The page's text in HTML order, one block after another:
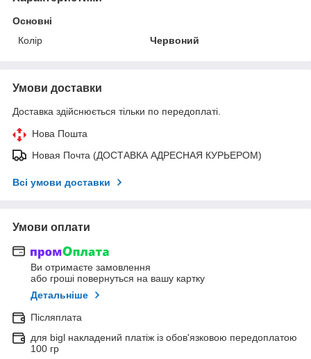
Основні
Колір
Червоний
Умови доставки
Доставка здійснюється тільки по передоплаті.
Нова Пошта
Новая Почта (ДОСТАВКА АДРЕСНАЯ КУРЬЕРОМ)
Всі умови доставки
Умови оплати
Ви отримаєте замовлення
або гроші повернуться на вашу картку
Детальніше
Післяплата
для bigl накладений платіж із обов'язковою передоплатою
100 гр